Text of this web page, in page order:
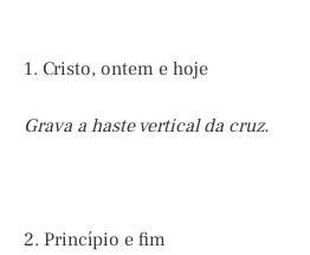
1. Cristo, ontem e hoje
Grava a haste vertical da cruz.
2. Princípio e fim